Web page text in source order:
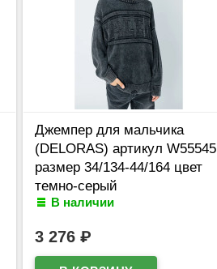
Джемпер для мальчика
(DELORAS) артикул W55545
размер 34/134-44/164 цвет
темно-серый
В наличии
3 276₽